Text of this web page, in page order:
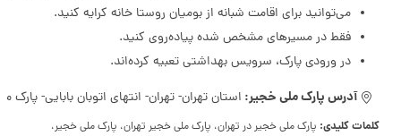
می‌توانید برای اقامت شبانه از بومیان روستا خانه کرایه کنید.
فقط در مسیرهای مشخص شده پیاده‌روی کنید.
در ورودی پارک، سرویس بهداشتی تعبیه کرده‌اند.
آدرس پارک ملی خجیر: استان تهران- تهران- انتهای اتوبان بابایی- پارک
کلمات کلیدی: پارک ملی خجیر در تهران، پارک ملی خجیر تهران، پارک ملی خجیر،